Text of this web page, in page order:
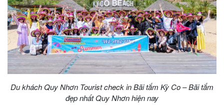
Du khách Quy Nhơn Tourist check in Bãi tắm Kỳ Co – Bãi tắm
đẹp nhất Quy Nhơn hiện nay